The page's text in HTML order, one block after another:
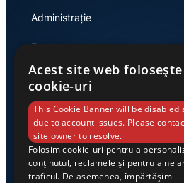
Administrație
Economie
Link-uri utile
Despre noi
Acest site web folosește
cookie-uri
This Cookie Banner will be disabled
due to account issues. Please
site owner to resolve.
Folosim cookie-uri pentru a
conținutul, reclamele și pentru a ne
traficul. De asemenea, împărtășim